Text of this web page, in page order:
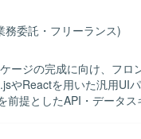
務委託・フリーランス)
ージの完成に向け、フ
前提としたAPI・データ